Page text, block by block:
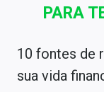
PARA
10 fontes de
sua vida